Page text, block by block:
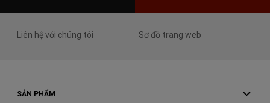
Liên hệ với chúng tôi Sơ đồ trang web
SẢN PHẨM